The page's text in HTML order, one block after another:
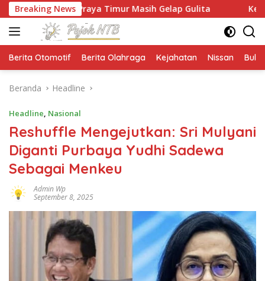
Langsung
ke
konten
Breaking News
Praya Timur Masih Gelap Gulita Ketua HMPS
Berita Otomotif Berita Olahraga Kejahatan Nissan
Beranda Headline
Headline, Nasional
Reshuffle Mengejutkan: Sri Mulyani
Diganti Purbaya Yudhi Sadewa
Sebagai Menkeu
Admin Wp
September 8, 2025